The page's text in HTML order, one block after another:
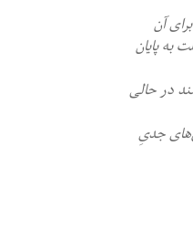
آن
به پایان
در حالی
جدیِ